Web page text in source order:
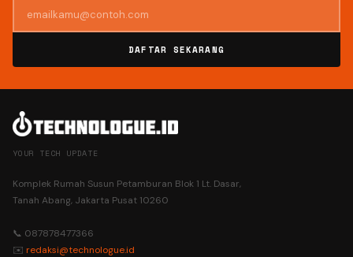
DAFTAR SEKARANG
YOUR TECH UPDATE
Komplek Rumah Susun Petamburan Blok 1 Lt. Dasar,
Tanah Abang, Jakarta Pusat 10260
📞 087878477366
✉️ redaksi@technologue.id